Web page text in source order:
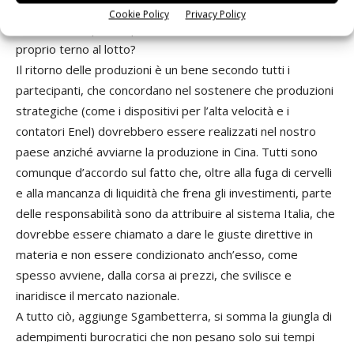
Cookie Policy Privacy Policy
merce rara e che affrontare investimenti in questo
proprio terno al lotto?
Il ritorno delle produzioni è un bene secondo tutti i
partecipanti, che concordano nel sostenere che produzioni
strategiche (come i dispositivi per l’alta velocità e i
contatori Enel) dovrebbero essere realizzati nel nostro
paese anziché avviarne la produzione in Cina. Tutti sono
comunque d’accordo sul fatto che, oltre alla fuga di cervelli
e alla mancanza di liquidità che frena gli investimenti, parte
delle responsabilità sono da attribuire al sistema Italia, che
dovrebbe essere chiamato a dare le giuste direttive in
materia e non essere condizionato anch’esso, come
spesso avviene, dalla corsa ai prezzi, che svilisce e
inaridisce il mercato nazionale.
A tutto ciò, aggiunge Sgambetterra, si somma la giungla di
adempimenti burocratici che non pesano solo sui tempi